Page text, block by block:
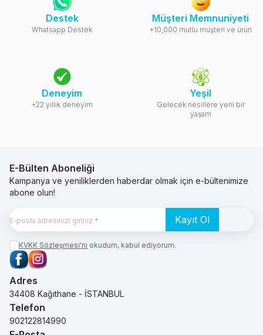
Destek
Whatsapp Destek
Müşteri Memnuniyeti
+10,000 mutlu müşteri ve ürün
Deneyim
+22 yıllık deneyim
Yeşil
Gelecek nesillere yeni bir
yaşam
E-Bülten Aboneliği
Kampanya ve yeniliklerden haberdar olmak için e-bültenimize
abone olun!
Kayıt Ol
KVKK Sözleşmesi'ni okudum, kabul ediyorum.
Facebook
Instagram
Adres
34408 Kağıthane - İSTANBUL
Telefon
902122814990